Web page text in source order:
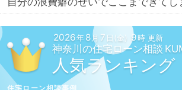
2026年8 月 7 日(金) 9時 更新
神奈川の住宅ローン相談
人気ランキング